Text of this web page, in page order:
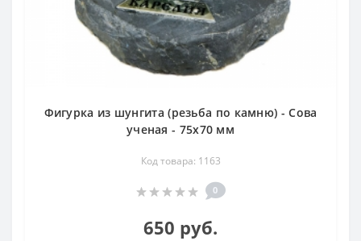
Фигурка из шунгита (резьба по камню) - Сова
ученая - 75х70 мм
Код товара: 1163
0
650 руб.